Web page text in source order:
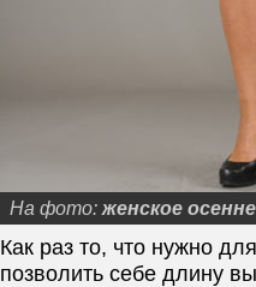
На фото: женское
Как раз то, что нужно
позволить себе длину